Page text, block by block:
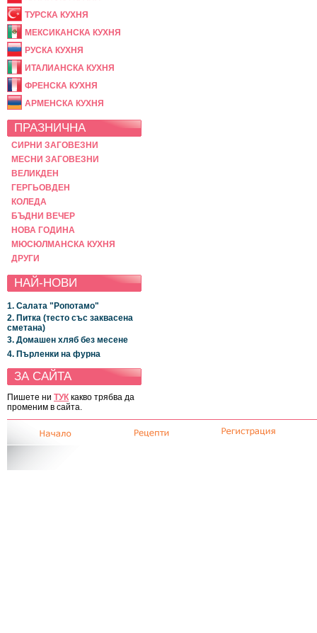
ТУРСКА КУХНЯ
МЕКСИКАНСКА КУХНЯ
РУСКА КУХНЯ
ИТАЛИАНСКА КУХНЯ
ФРЕНСКА КУХНЯ
АРМЕНСКА КУХНЯ
ПРАЗНИЧНА
СИРНИ ЗАГОВЕЗНИ
МЕСНИ ЗАГОВЕЗНИ
ВЕЛИКДЕН
ГЕРГЬОВДЕН
КОЛЕДА
БЪДНИ ВЕЧЕР
НОВА ГОДИНА
МЮСЮЛМАНСКА КУХНЯ
ДРУГИ
НАЙ-НОВИ
1. Салата "Ропотамо"
2. Питка (тесто със заквасена
сметана)
3. Домашен хляб без месене
4. Пърленки на фурна
ЗА САЙТА
Пишете ни ТУК какво трябва да
променим в сайта.